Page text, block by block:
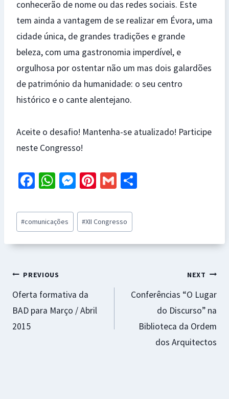
conhecerão de nome ou das redes sociais. Este
tem ainda a vantagem de se realizar em Évora, uma
cidade única, de grandes tradições e grande
beleza, com uma gastronomia imperdível, e
orgulhosa por ostentar não um mas dois galardões
de património da humanidade: o seu centro
histórico e o cante alentejano.
Aceite o desafio! Mantenha-se atualizado! Participe
neste Congresso!
Fa
b
o
o
W
at
sA
p
M
se
n
ge
Pi
er
es
t
G
ai
l
Post
Tags:
#comunicações #XII Congresso
Navegação
de
artigos
PREVIOUS
Oferta formativa da
BAD para Março / Abril
2015
NEXT
Conferências “O Lugar
do Discurso” na
Biblioteca da Ordem
dos Arquitectos